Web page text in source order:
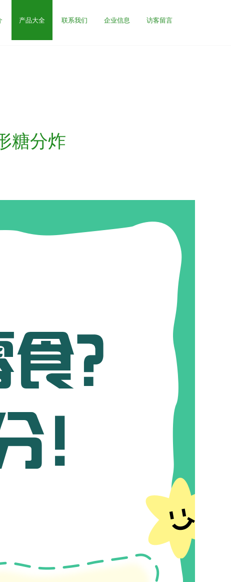
产品大全 联系我们 企业信息 访客留言
糖分炸